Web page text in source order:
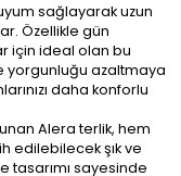
sağlayarak uzun
Özellikle gün
için ideal olan bu
yorgunluğu azaltmaya
daha konforlu
Alera terlik, hem
edilebilecek şık ve
tasarımı sayesinde